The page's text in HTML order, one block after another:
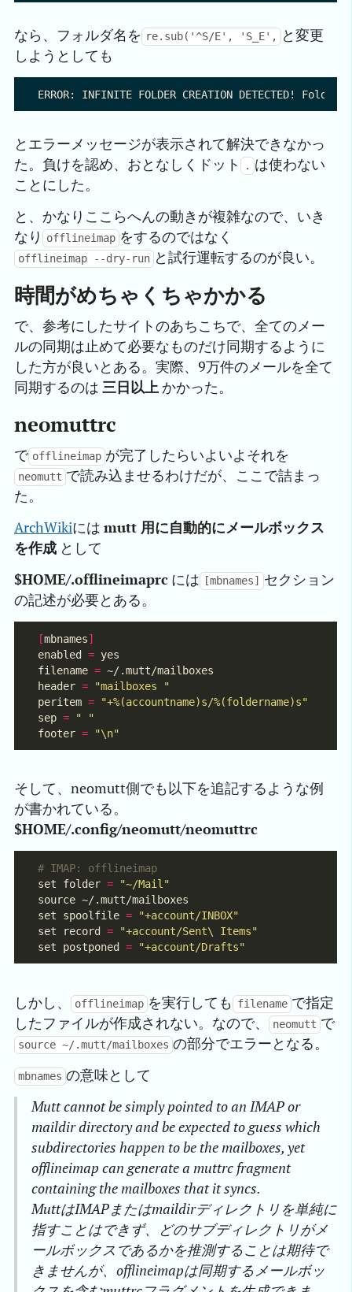
なら、フォルダ名を re.sub('^S/E', 'S_E',
と変更
しようとしても
とエラーメッセージが表示されて解決できなかっ
た。負けを認め、おとなしくドット
. は使わない
ことにした。
と、かなりここらへんの動きが複雑なので、いき
なり
offlineimap をするのではなく
offlineimap --dry-run と試行運転するのが良い。
時間がめちゃくちゃかかる
で、参考にしたサイトのあちこちで、全てのメー
ルの同期は止めて必要なものだけ同期するように
した方が良いとある。実際、9万件のメールを全て
同期するのは 三日以上かかった。
neomuttrc
で offlineimap が完了したらいよいよそれを
neomutt で読み込ませるわけだが、ここで詰まっ
た。
ArchWikiには mutt 用に自動的にメールボックス
を作成 として
$HOME/.offlineimaprc には [mbnames]
セクション
の記述が必要とある。
[mbnames]
enabled =
filename =
header =
"mailboxes "
peritem =
"+%(accountname)s/%(foldername)s"
sep =
" "
footer = "\n"
そして、neomutt側でも以下を追記するような例
が書かれている。
$HOME/.config/neomutt/neomuttrc
# IMAP: offlineimap
set folder =
"~/Mail"
set spoolfile =
"+account/INBOX"
set record =
"+account/Sent\ Items"
set postponed = "+account/Drafts"
しかし、 offlineimap を実行しても filename で指定
したファイルが作成されない。なので、
neomutt で
source ~/.mutt/mailboxes の部分でエラーとなる。
mbnames の意味として
Mutt cannot be simply pointed to an IMAP or
maildir directory and be expected to guess which
subdirectories happen to be the mailboxes, yet
offlineimap can generate a muttrc fragment
containing the mailboxes that it syncs.
MuttはIMAPまたはmaildirディレクトリを単純に
指すことはできず、どのサブディレクトリがメ
ールボックスであるかを推測することは期待で
きませんが、offlineimapは同期するメールボッ